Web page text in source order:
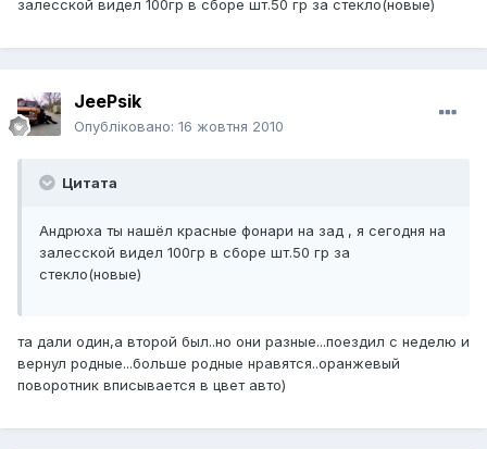
залесской видел 100гр в сборе шт.50 гр за стекло(новые)
JeePsik
Опубліковано: 16 жовтня 2010
Цитата
Андрюха ты нашёл красные фонари на зад , я сегодня на
залесской видел 100гр в сборе шт.50 гр за
стекло(новые)
та дали один,а второй был..но они разные...поездил с неделю и
вернул родные...больше родные нравятся..оранжевый
поворотник вписывается в цвет авто)